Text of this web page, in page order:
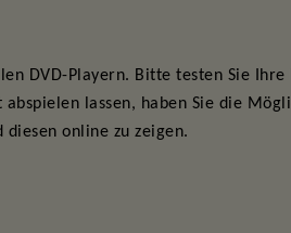
DVD-Playern. Bitte testen Sie Ihre
lassen, haben Sie die
diesen online zu zeigen.